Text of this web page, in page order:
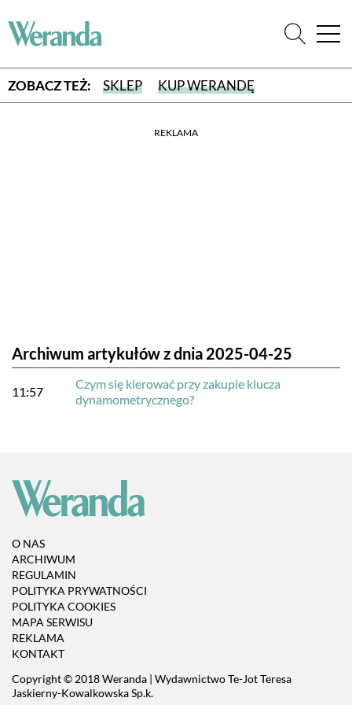
ZOBACZ TEŻ: SKLEP KUP WERANDĘ
REKLAMA
Archiwum artykułów z dnia 2025-04-25
11:57
Czym się kierować przy zakupie klucza
dynamometrycznego?
O NAS
ARCHIWUM
REGULAMIN
POLITYKA PRYWATNOŚCI
POLITYKA COOKIES
MAPA SERWISU
REKLAMA
KONTAKT
Copyright © 2018 Weranda | Wydawnictwo Te-Jot Teresa
Jaskierny-Kowalkowska Sp.k.